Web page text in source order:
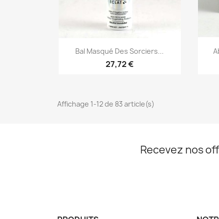
Aperçu rapide
Bal Masqué Des Sorciers...
27,72 €
Affichage 1-12 de 83 article(s)
Recevez nos